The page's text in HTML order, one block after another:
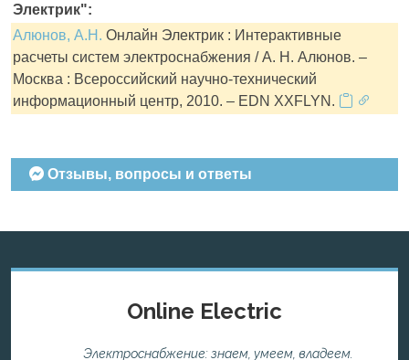
Электрик":
Алюнов, А.Н. Онлайн Электрик : Интерактивные
расчеты систем электроснабжения / А. Н. Алюнов. –
Москва : Всероссийский научно-технический
информационный центр, 2010. – EDN XXFLYN.
Отзывы, вопросы и ответы
Online Electric
Электроснабжение: знаем, умеем, владеем.